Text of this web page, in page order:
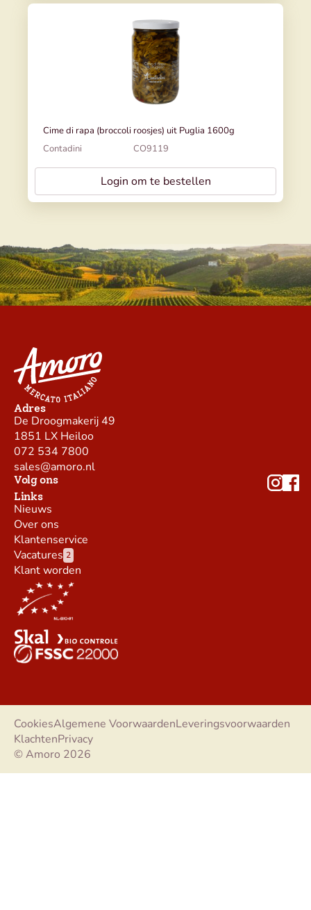
Cime di rapa (broccoli roosjes) uit Puglia 1600g
Contadini
CO9119
Login om te bestellen
Adres
De Droogmakerij 49
1851 LX Heiloo
072 534 7800
sales@amoro.nl
Volg ons
Links
Nieuws
Over ons
Klantenservice
Vacatures 2
Klant worden
© Amoro 2026
CookiesAlgemene VoorwaardenLeveringsvoorwaarden
KlachtenPrivacy